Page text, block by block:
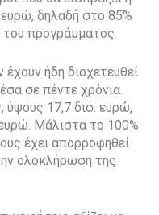
δηλαδή στο 85%
προγράμματος.
ήδη διοχετευθεί
σε πέντε χρόνια.
ύψους 17,7 δισ. ευρώ,
Μάλιστα το 100%
έχει απορροφηθεί
ολοκλήρωση της